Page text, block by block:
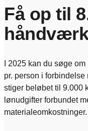
Få op til
I 2025 kan du søge
pr. person i
stiger beløbet til 9.000
lønudgifter forbundet
materialeomkostninger.